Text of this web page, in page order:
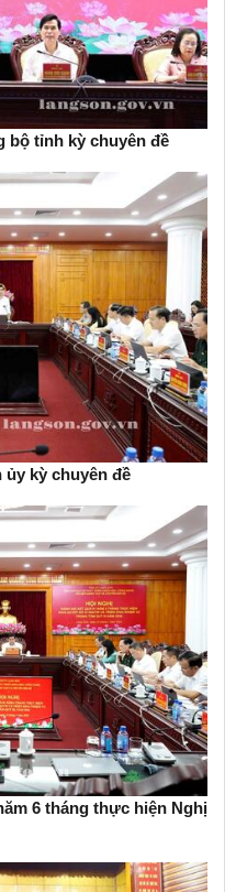
bộ tỉnh kỳ chuyên đề
kỳ chuyên đề
6 tháng thực hiện Nghị